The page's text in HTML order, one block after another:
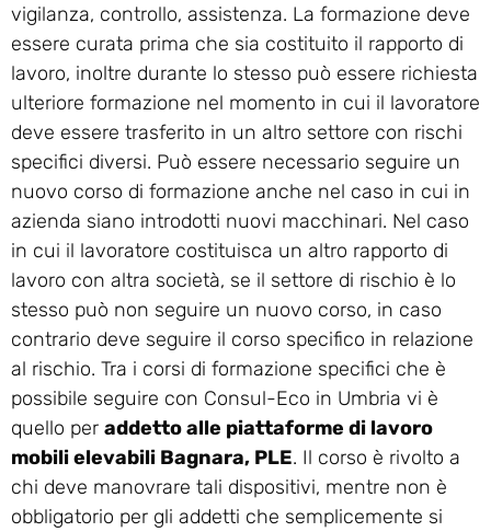
vigilanza, controllo, assistenza. La formazione deve
essere curata prima che sia costituito il rapporto di
lavoro, inoltre durante lo stesso può essere richiesta
ulteriore formazione nel momento in cui il lavoratore
deve essere trasferito in un altro settore con rischi
specifici diversi. Può essere necessario seguire un
nuovo corso di formazione anche nel caso in cui in
azienda siano introdotti nuovi macchinari. Nel caso
in cui il lavoratore costituisca un altro rapporto di
lavoro con altra società, se il settore di rischio è lo
stesso può non seguire un nuovo corso, in caso
contrario deve seguire il corso specifico in relazione
al rischio. Tra i corsi di formazione specifici che è
possibile seguire con Consul-Eco in Umbria vi è
quello per addetto alle piattaforme di lavoro
mobili elevabili Bagnara, PLE. Il corso è rivolto a
chi deve manovrare tali dispositivi, mentre non è
obbligatorio per gli addetti che semplicemente si